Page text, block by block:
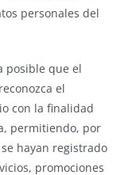
personales del
posible que el
el
con la finalidad
permitiendo, por
hayan registrado
promociones